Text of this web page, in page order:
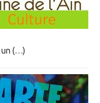
un (…)